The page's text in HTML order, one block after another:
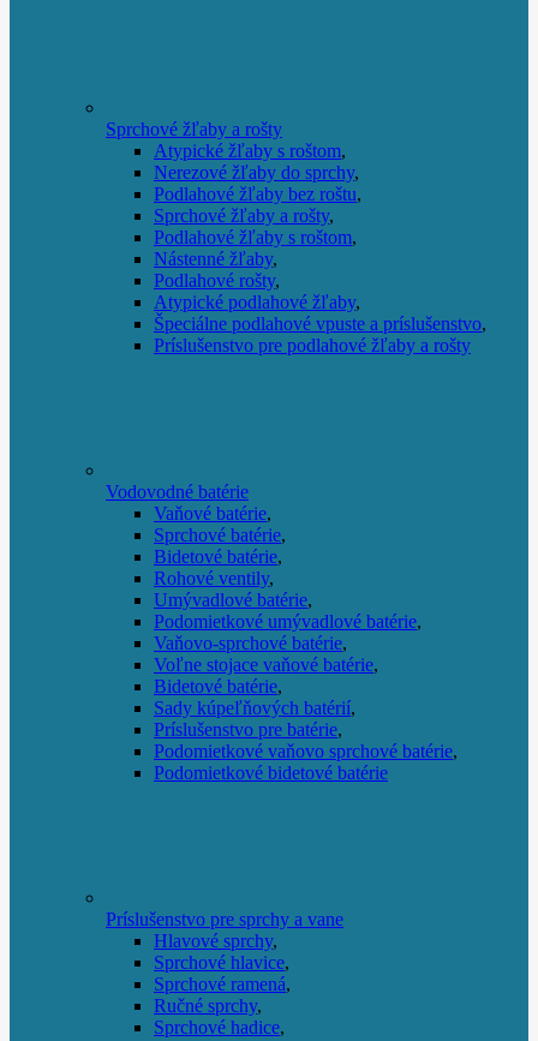
Sprchové žľaby a rošty
Atypické žľaby s roštom,
Nerezové žľaby do sprchy,
Podlahové žľaby bez roštu,
Sprchové žľaby a rošty,
Podlahové žľaby s roštom,
Nástenné žľaby,
Podlahové rošty,
Atypické podlahové žľaby,
Špeciálne podlahové vpuste a príslušenstvo,
Príslušenstvo pre podlahové žľaby a rošty
Vodovodné batérie
Vaňové batérie,
Sprchové batérie,
Bidetové batérie,
Rohové ventily,
Umývadlové batérie,
Podomietkové umývadlové batérie,
Vaňovo-sprchové batérie,
Voľne stojace vaňové batérie,
Bidetové batérie,
Sady kúpeľňových batérií,
Príslušenstvo pre batérie,
Podomietkové vaňovo sprchové batérie,
Podomietkové bidetové batérie
Príslušenstvo pre sprchy a vane
Hlavové sprchy,
Sprchové hlavice,
Sprchové ramená,
Ručné sprchy,
Sprchové hadice,